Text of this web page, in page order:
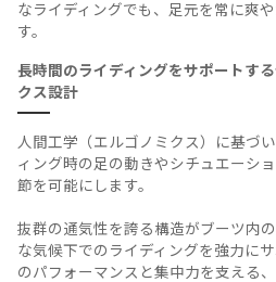
なライディングでも、足元を常に爽
す。
長時間のライディングをサポートす
クス設計
人間工学（エルゴノミクス）に基づ
ィング時の足の動きやシチュエーシ
節を可能にします。
抜群の通気性を誇る構造がブーツ内
な気候下でのライディングを強力に
のパフォーマンスと集中力を支える